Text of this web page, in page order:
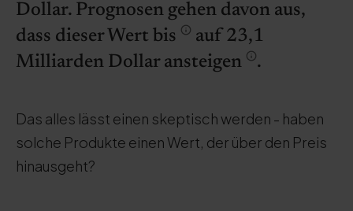
Dollar. Prognosen gehen davon aus,
dass dieser Wert bis
auf 23,1
Milliarden Dollar ansteigen
.
Das alles lässt einen skeptisch werden - haben
solche Produkte einen Wert, der über den Preis
hinausgeht?